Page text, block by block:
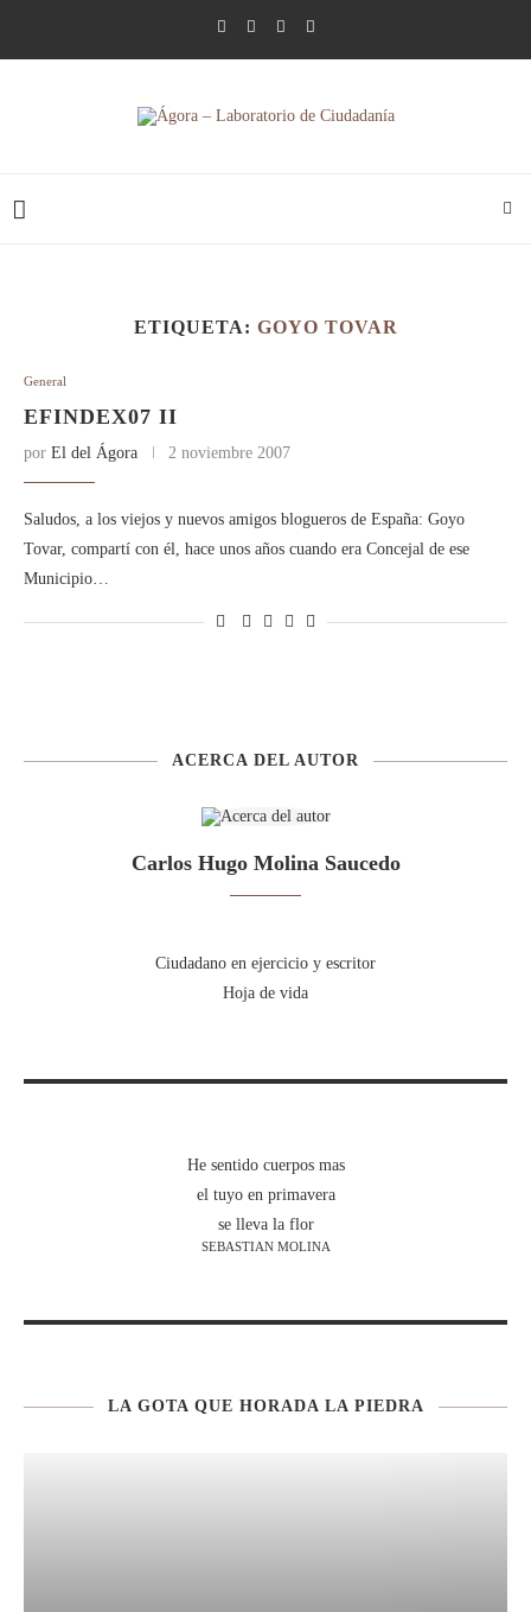
ETIQUETA: GOYO TOVAR
General
EFINDEX07 II
por El del Ágora 2 noviembre 2007
Saludos, a los viejos y nuevos amigos blogueros de España: Goyo
Tovar, compartí con él, hace unos años cuando era Concejal de ese
Municipio…
ACERCA DEL AUTOR
Carlos Hugo Molina Saucedo
Ciudadano en ejercicio y escritor
Hoja de vida
He sentido cuerpos mas
el tuyo en primavera
se lleva la flor
SEBASTIAN MOLINA
LA GOTA QUE HORADA LA PIEDRA